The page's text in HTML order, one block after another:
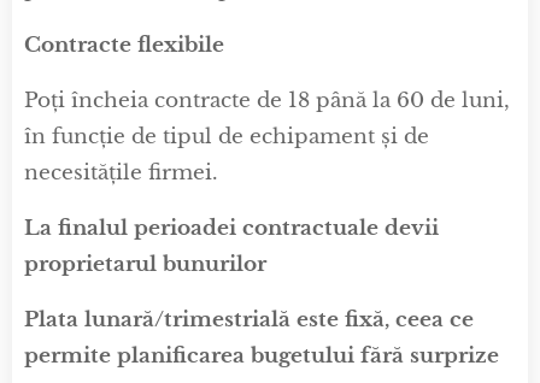
Contracte flexibile
Poți încheia contracte de 18 până la 60 de luni,
în funcție de tipul de echipament și de
necesitățile firmei.
La finalul perioadei contractuale devii
proprietarul bunurilor
Plata lunară/trimestrială este fixă, ceea ce
permite planificarea bugetului fără surprize